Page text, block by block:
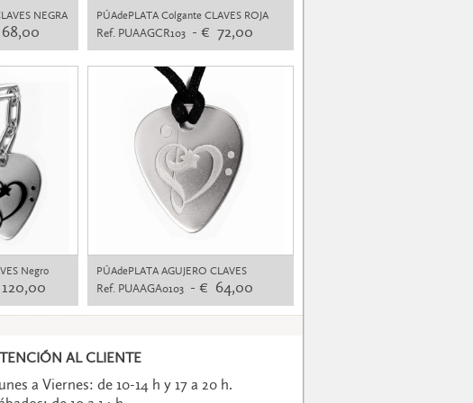
NEGRA PÚAdePLATA Colgante CLAVES ROJA
Ref. PUAAGCR103 - € 72,00
Negro PÚAdePLATA AGUJERO CLAVES
Ref. PUAAGA0103 - € 64,00
AL CLIENTE
a Viernes: de 10-14 h y 17 a 20 h.